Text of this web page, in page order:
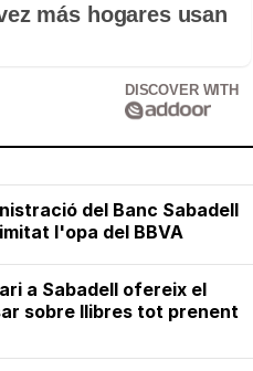
más hogares usan
DISCOVER WITH
del Banc Sabadell
l'opa del BBVA
a Sabadell ofereix el
sobre llibres tot prenent